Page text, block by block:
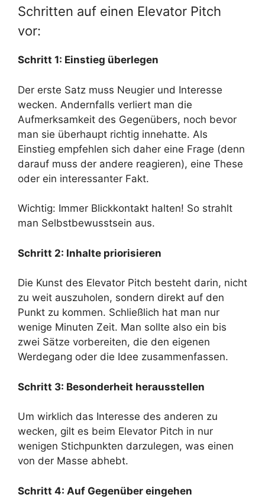
Schritten auf einen Elevator Pitch
vor:
Schritt 1: Einstieg überlegen
Der erste Satz muss Neugier und Interesse
wecken. Andernfalls verliert man die
Aufmerksamkeit des Gegenübers, noch bevor
man sie überhaupt richtig innehatte. Als
Einstieg empfehlen sich daher eine Frage (denn
darauf muss der andere reagieren), eine These
oder ein interessanter Fakt.
Wichtig: Immer Blickkontakt halten! So strahlt
man Selbstbewusstsein aus.
Schritt 2: Inhalte priorisieren
Die Kunst des Elevator Pitch besteht darin, nicht
zu weit auszuholen, sondern direkt auf den
Punkt zu kommen. Schließlich hat man nur
wenige Minuten Zeit. Man sollte also ein bis
zwei Sätze vorbereiten, die den eigenen
Werdegang oder die Idee zusammenfassen.
Schritt 3: Besonderheit herausstellen
Um wirklich das Interesse des anderen zu
wecken, gilt es beim Elevator Pitch in nur
wenigen Stichpunkten darzulegen, was einen
von der Masse abhebt.
Schritt 4: Auf Gegenüber eingehen